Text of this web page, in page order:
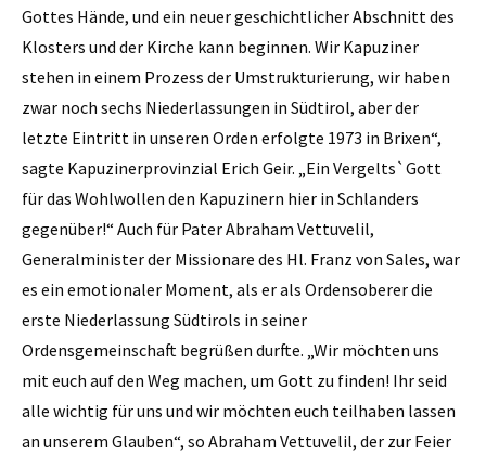
Gottes Hände, und ein neuer geschichtlicher Abschnitt des
Klosters und der Kirche kann beginnen. Wir Kapuziner
stehen in einem Prozess der Umstrukturierung, wir haben
zwar noch sechs Niederlassungen in Südtirol, aber der
letzte Eintritt in unseren Orden erfolgte 1973 in Brixen“,
sagte Kapuzinerprovinzial Erich Geir. „Ein Vergelts`Gott
für das Wohlwollen den Kapuzinern hier in Schlanders
gegenüber!“ Auch für Pater Abraham Vettuvelil,
Generalminister der Missionare des Hl. Franz von Sales, war
es ein emotionaler Moment, als er als Ordensoberer die
erste Niederlassung Südtirols in seiner
Ordensgemeinschaft begrüßen durfte. „Wir möchten uns
mit euch auf den Weg machen, um Gott zu finden! Ihr seid
alle wichtig für uns und wir möchten euch teilhaben lassen
an unserem Glauben“, so Abraham Vettuvelil, der zur Feier